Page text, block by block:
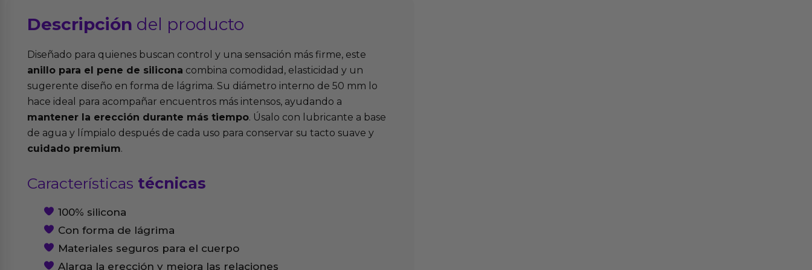
Descripción del producto
Diseñado para quienes buscan control y una sensación más firme, este
anillo para el pene de silicona combina comodidad, elasticidad y un
sugerente diseño en forma de lágrima. Su diámetro interno de 50 mm lo
hace ideal para acompañar encuentros más intensos, ayudando a
mantener la erección durante más tiempo. Úsalo con lubricante a base
de agua y límpialo después de cada uso para conservar su tacto suave y
cuidado premium.
Características técnicas
100% silicona
Con forma de lágrima
Materiales seguros para el cuerpo
Alarga la erección y mejora las relaciones